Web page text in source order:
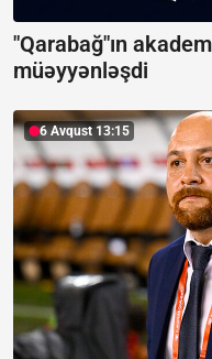
"Qarabağ"ın
müəyyənləşdi
6 Avqust 13:15